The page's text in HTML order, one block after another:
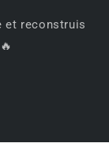
et reconstruis